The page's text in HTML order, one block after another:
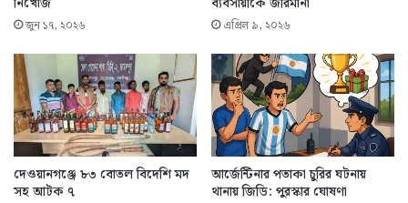
জুন ১৭, ২০২৬ এপ্রিল ৯, ২০২৬
দেওয়ানগঞ্জে ৮৩ বোতল বিদেশি মদ
সহ আটক ৭
আর্জেন্টিনার পতাকা চুরির ঘটনায়
থানায় জিডি: পুরস্কার ঘোষণা